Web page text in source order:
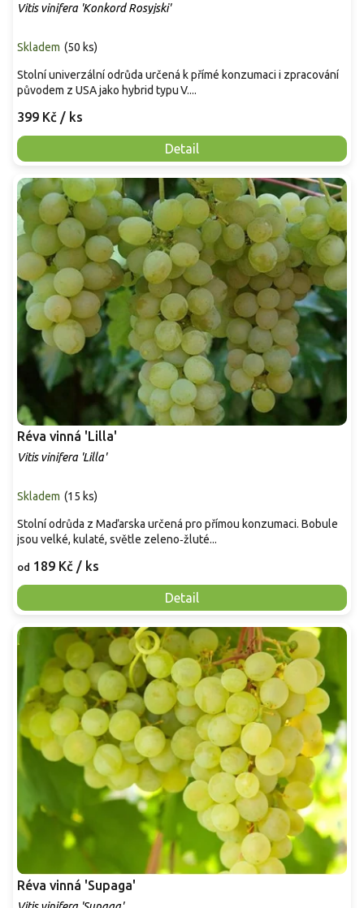
Vitis vinifera 'Konkord Rosyjski'
Skladem (50 ks)
399 Kč / ks
Detail
Stolní univerzální odrůda určená k přímé konzumaci i zpracování
původem z USA jako hybrid typu V....
Réva vinná 'Lilla'
Vitis vinifera 'Lilla'
Skladem (15 ks)
od 189 Kč / ks
Detail
Stolní odrůda z Maďarska určená pro přímou konzumaci. Bobule
jsou velké, kulaté, světle zeleno‑žluté...
Réva vinná 'Supaga'